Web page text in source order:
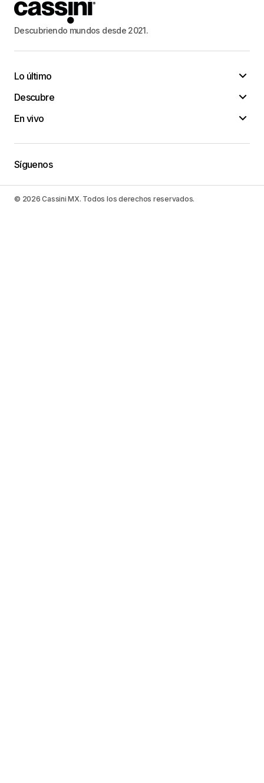
Descubriendo mundos desde 2021.
Lo último
Descubre
En vivo
Síguenos
© 2026 Cassini MX. Todos los derechos reservados.